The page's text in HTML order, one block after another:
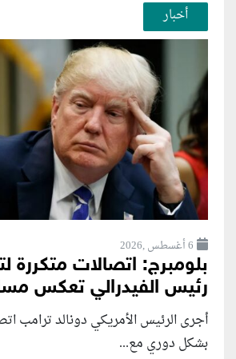
أخبار
6 أغسطس ,2026
بلومبرج: اتصالات متكررة
رئيس الفيدرالي تعكس
أجرى الرئيس الأمريكي دونالد ترامب
بشكل دوري مع...